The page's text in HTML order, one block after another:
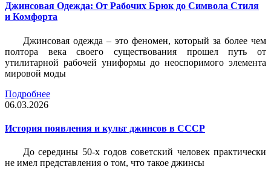
Джинсовая Одежда: От Рабочих Брюк до Символа Стиля
и Комфорта
Джинсовая одежда – это феномен, который за более чем
полтора века своего существования прошел путь от
утилитарной рабочей униформы до неоспоримого элемента
мировой моды
Подробнее
06.03.2026
История появления и культ джинсов в СССР
До середины 50-х годов советский человек практически
не имел представления о том, что такое джинсы